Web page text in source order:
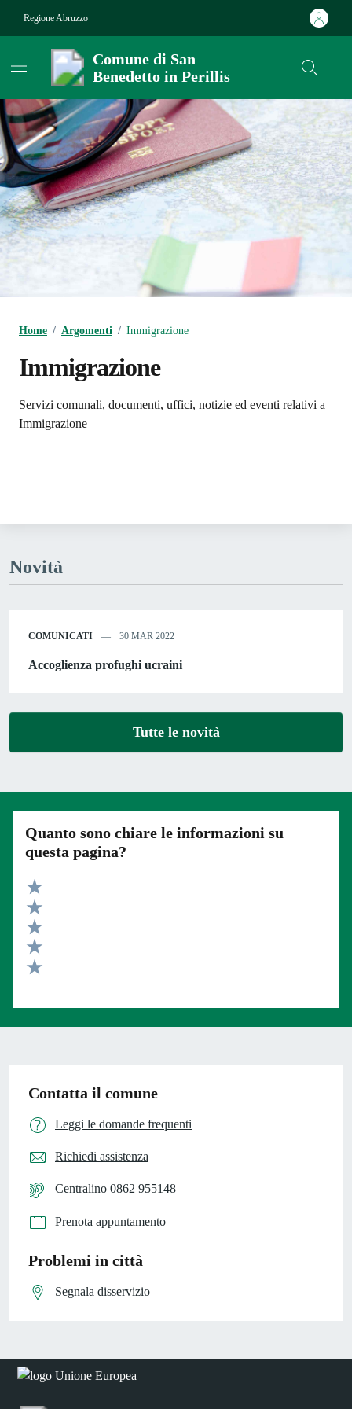
Regione Abruzzo
Comune di San
Benedetto in Perillis
Contenuti in evidenza
Home / Argomenti / Immigrazione
Immigrazione
Dettagli dell'argomento
Servizi comunali, documenti, uffici, notizie ed eventi relativi a
Immigrazione
Novità
COMUNICATI 30 MAR 2022
Accoglienza profughi ucraini
Tutte le novità
Quanto sono chiare le informazioni su
questa pagina?
Valuta 5 stelle su 5
Valuta 4 stelle su 5
Valuta 3 stelle su 5
Valuta 2 stelle su 5
Contatta il comune
Leggi le domande frequenti
Richiedi assistenza
Centralino 0862 955148
Prenota appuntamento
Problemi in città
Segnala disservizio